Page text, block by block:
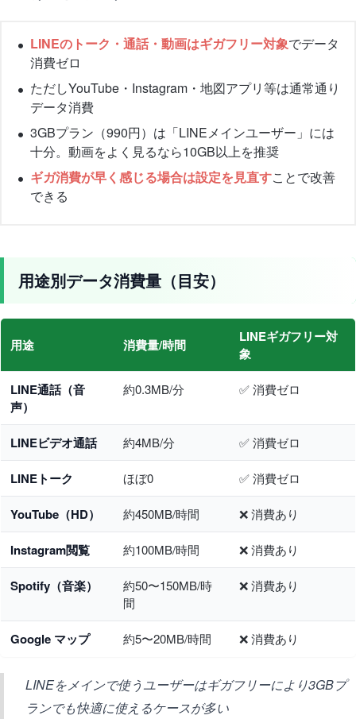
LINEのトーク・通話・動画はギガフリー対象でデータ
消費ゼロ
ただしYouTube・Instagram・地図アプリ等は通常通り
データ消費
3GBプラン（990円）は「LINEメインユーザー」には
十分。動画をよく見るなら10GB以上を推奨
ギガ消費が早く感じる場合は設定を見直すことで改善
できる
用途別データ消費量（目安）
用途 消費量/時間
LINEギガフリー対
象
LINE通話（音
声）
約0.3MB/分 ✅ 消費ゼロ
LINEビデオ通話 約4MB/分 ✅ 消費ゼロ
LINEトーク ほぼ0 ✅ 消費ゼロ
YouTube（HD） 約450MB/時間 ❌ 消費あり
Instagram閲覧 約100MB/時間 ❌ 消費あり
Spotify（音楽）
約50〜150MB/時
間
❌ 消費あり
Google マップ 約5〜20MB/時間 ❌ 消費あり
LINEをメインで使うユーザーはギガフリーにより3GBプ
ランでも快適に使えるケースが多い